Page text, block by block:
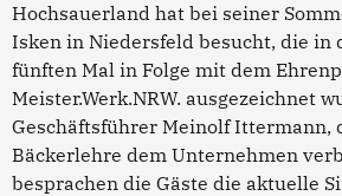
Hochsauerland hat bei seiner
Isken in Niedersfeld besucht, die in
fünften Mal in Folge mit dem
Meister.Werk.NRW. ausgezeichnet
Geschäftsführer Meinolf Ittermann,
Bäckerlehre dem Unternehmen
besprachen die Gäste die aktuelle